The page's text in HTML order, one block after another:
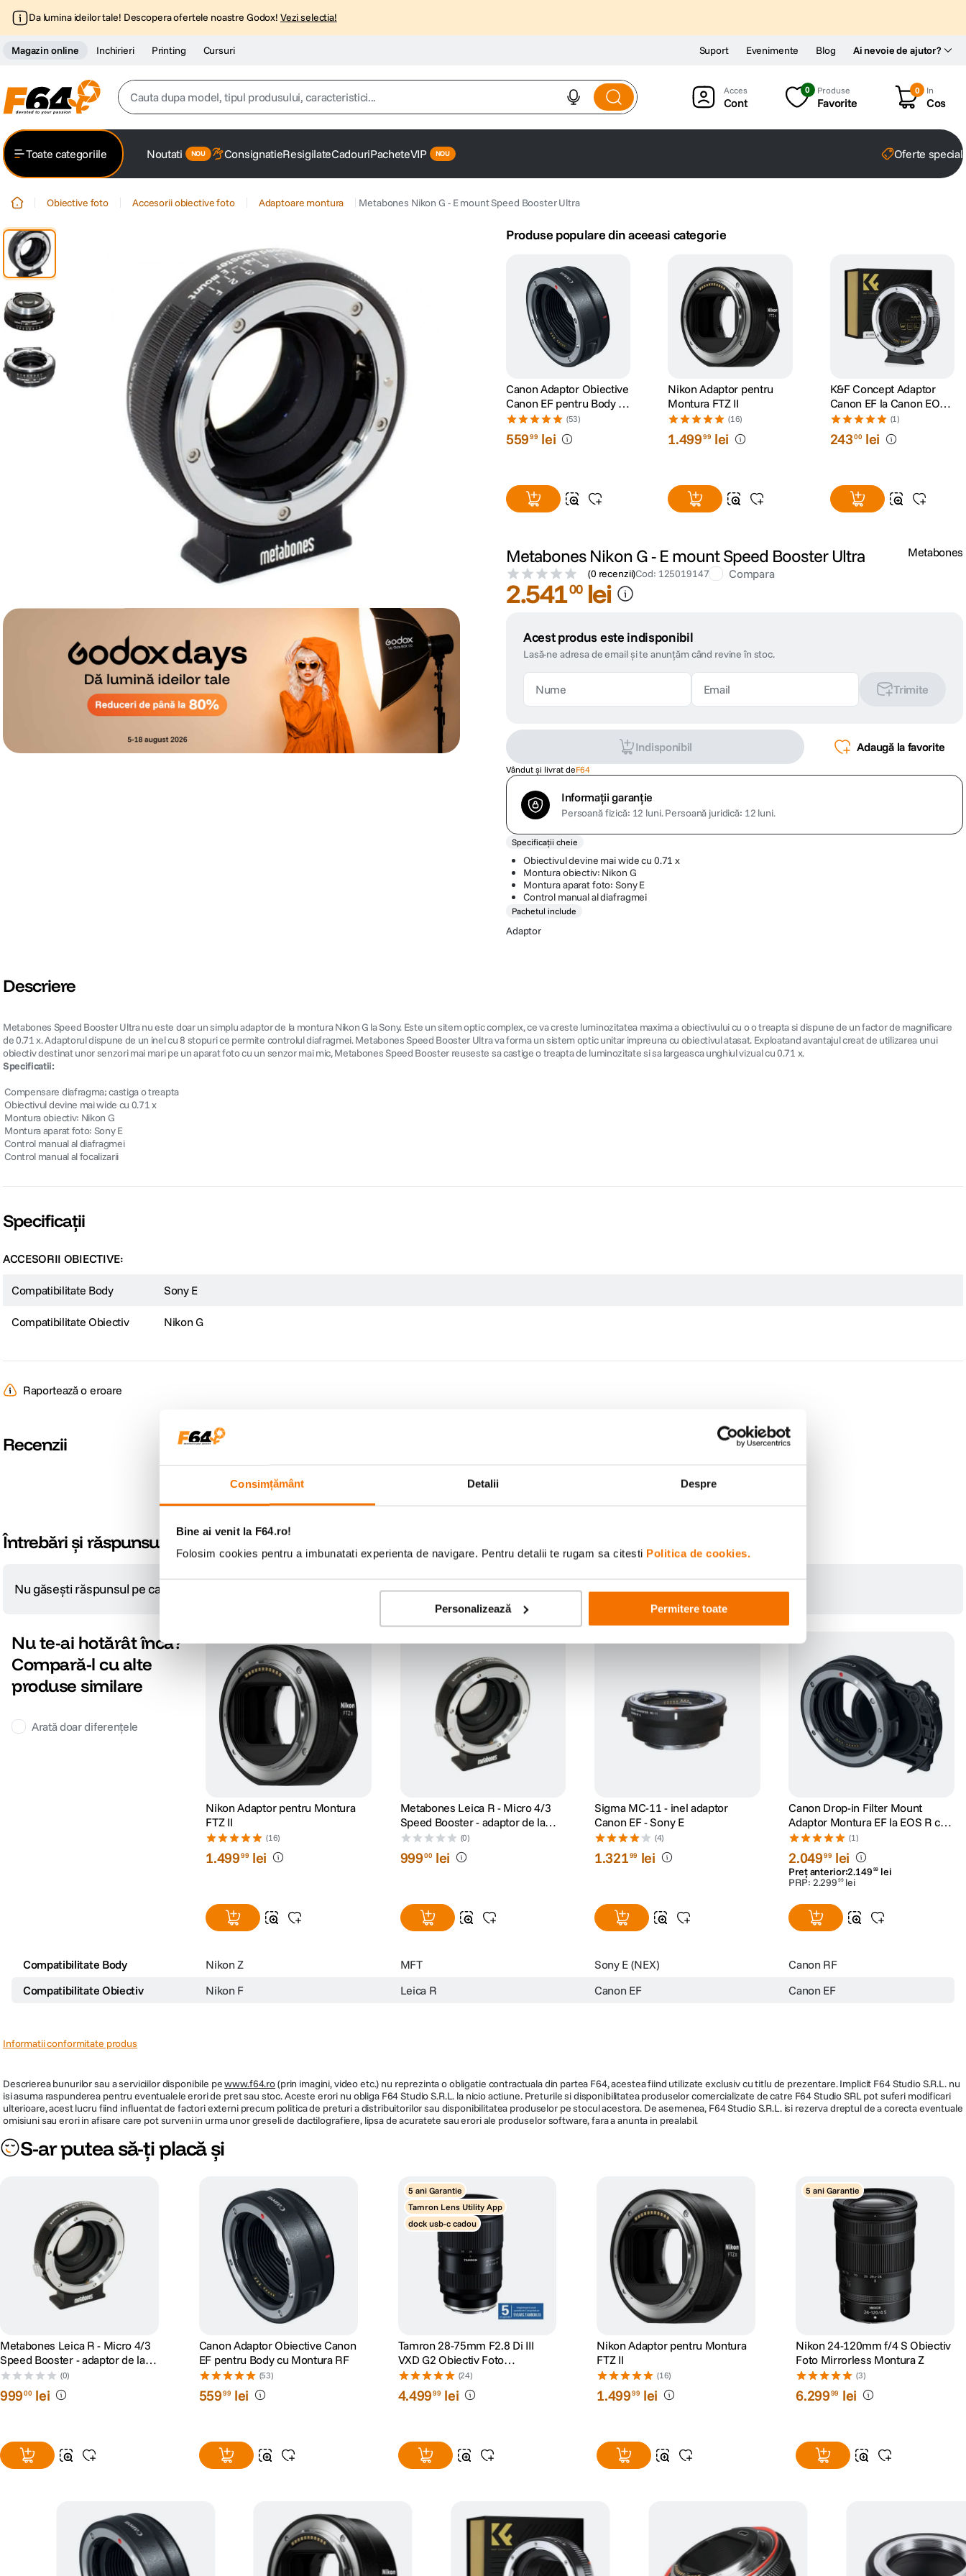
Consimțământ Detalii Despre
Bine ai venit la F64.ro!
Folosim cookies pentru a imbunatati experienta de navigare. Pentru detalii te rugam sa citesti Politica de cookies.
Personalizează Permitere toate
Da lumina ideilor tale! Descopera ofertele noastre Godox! Vezi selectia!
Magazin online Inchirieri Printing Cursuri Ai nevoie de ajutor?
Suport Evenimente Blog
Cauta dupa model, tipul produsului, caracteristici...
2. trepied
peak design
5. canon sx740 hs
6. lavaliera
7. card memorie
8 . ulanzi
9 insta 360
10. godox
Cont
0 Produse
Favorite
0 In
Cos
Toate categoriile Noutati ConsignatieResigilateCadouriPacheteVIP Oferte
Obiective foto Accesorii obiective foto Adaptoare montura Metabones Nikon G - E mount Speed Booster Ultra
Produse populare din aceeasi categorie
Canon Adaptor Obiective
Canon EF pentru Body cu
Montura RF (53)
55999 lei
Nikon Adaptor pentru
Montura FTZ II
(16)
1.49999 lei
K&F Concept Adaptor
Canon EF la Canon EOS
R cu autofocus
(1)
24300 lei
Metabones Nikon G - E mount Speed Booster Ultra
(0 recenzii)Cod: 125019147 Compara
Metabones
2.54100 lei
Acest produs este indisponibil
Lasă-ne adresa de email și te anunțăm când revine în stoc.
Trimite
Indisponibil Adaugă la favorite
Vândut și livrat deF64
Informații garanție
Persoană fizică: 12 luni.Persoană juridică: 12 luni.
Specificații cheie
Obiectivul devine mai wide cu 0.71 x
Montura obiectiv: Nikon G
Montura aparat foto: Sony E
Control manual al diafragmei
Pachetul include
Adaptor
Descriere
Metabones Speed Booster Ultra nu este doar un simplu adaptor de la montura Nikon G la Sony. Este un sitem optic complex, ce va creste luminozitatea maxima a obiectivului cu o o treapta si dispune de un factor de magnificare
de 0.71 x. Adaptorul dispune de un inel cu 8 stopuri ce permite controlul diafragmei. Metabones Speed Booster Ultra va forma un sistem optic unitar impreuna cu obiectivul atasat. Exploatand avantajul creat de utilizarea unui
obiectiv destinat unor senzori mai mari pe un aparat foto cu un senzor mai mic, Metabones Speed Booster reuseste sa castige o treapta de luminozitate si sa largeasca unghiul vizual cu 0.71 x.
Specificatii:
 Compensare diafragma; castiga o treapta
 Obiectivul devine mai wide cu 0.71 x
 Montura obiectiv: Nikon G
 Montura aparat foto: Sony E
 Control manual al diafragmei
 Control manual al focalizarii
Specificații
ACCESORII OBIECTIVE:
Compatibilitate Body Sony E
Compatibilitate Obiectiv Nikon G
Raportează o eroare
Recenzii
Scrie prima recenzie
Întrebări și răspunsuri
Nu găsești răspunsul pe care îl cauți?
Nu te-ai hotărât încă?
Compară-l cu alte
produse similare
Arată doar diferențele
Nikon Adaptor pentru Montura
FTZ II
(16)
1.49999 lei
Metabones Leica R - Micro 4/3
Speed Booster - adaptor de la
Leica R la Micro 4/3
(0)
99900 lei
Sigma MC-11 - inel adaptor
Canon EF - Sony E
(4)
1.32199 lei
Canon Drop-in Filter Mount
Adaptor Montura EF la EOS R cu
Filtru ND Variabil
(1)
2.04999 lei
Preț anterior:2.149 99 lei
PRP: 2.299 99 lei
Compatibilitate Body Nikon Z MFT Sony E (NEX)
Canon RF
Compatibilitate Obiectiv
Nikon F Leica R Canon EF Canon EF
Informatii conformitate produs
Descrierea bunurilor sau a serviciilor disponibile pewww.f64.ro(prin imagini, video etc.) nu reprezinta o obligatie contractuala din partea F64, acestea fiind utilizate exclusiv cu titlu de prezentare. Implicit F64 Studio S.R.L. nu
isi asuma raspunderea pentru eventualele erori de pret sau stoc. Aceste erori nu obliga F64 Studio S.R.L. la nicio actiune. Preturile si disponibilitatea produselor comercializate de catre F64 Studio SRL pot suferi modificari
ulterioare, acest lucru fiind influentat de factori externi precum politica de preturi a distribuitorilor sau disponibilitatea produselor pe stocul acestora. De asemenea, F64 Studio S.R.L. isi rezerva dreptul de a corecta eventuale
omisiuni sau erori in afisare care pot surveni in urma unor greseli de dactilografiere, lipsa de acuratete sau erori ale produselor software, fara a anunta in prealabil.
S-ar putea să-ți placă și
Metabones Leica R - Micro 4/3
Speed Booster - adaptor de la
Leica R la Micro 4/3
(0)
99900 lei
Canon Adaptor Obiective Canon
EF pentru Body cu Montura RF
(53)
55999 lei
5 ani Garantie
Tamron Lens Utility App
dock usb-c cadou
Tamron 28-75mm F2.8 Di III
VXD G2 Obiectiv Foto
Mirrorless Sony E
(24)
4.49999 lei
Nikon Adaptor pentru Montura
FTZ II
(16)
1.49999 lei
5 ani Garantie
Nikon 24-120mm f/4 S Obiectiv
Foto Mirrorless Montura Z
(3)
6.29999 lei